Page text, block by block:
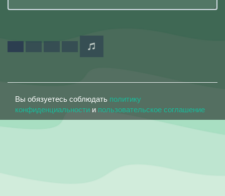
Вы обязуетесь соблюдать политику
конфиденциальности и пользовательское соглашение